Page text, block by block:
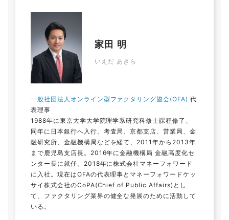
家田 明
いえだ あきら
一般社団法人オンライン型ファクタリング協会(OFA) 代
表理事
1988年に東京大学大学院理学系研究科修士課程修了、
同年に日本銀行へ入行。考査局、京都支店、営業局、金
融研究所、金融機構局などを経て、2011年から2013年
まで鹿児島支店長。2016年に金融機構局 金融高度化セ
ンター長に就任。2018年に株式会社マネーフォワード
に入社。現在はOFAの代表理事とマネーフォワードケッ
サイ株式会社のCoPA(Chief of Public Affairs)とし
て、ファクタリング業界の健全な発展のために活動して
いる。